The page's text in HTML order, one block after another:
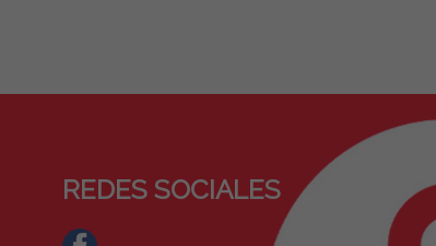
REDES SOCIALES